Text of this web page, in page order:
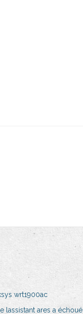
wrt1900ac
lassistant ares a échoué